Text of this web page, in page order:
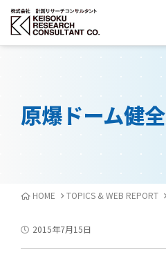
原爆ドーム健
HOME TOPICS & WEB REPORT
2015年7月15日